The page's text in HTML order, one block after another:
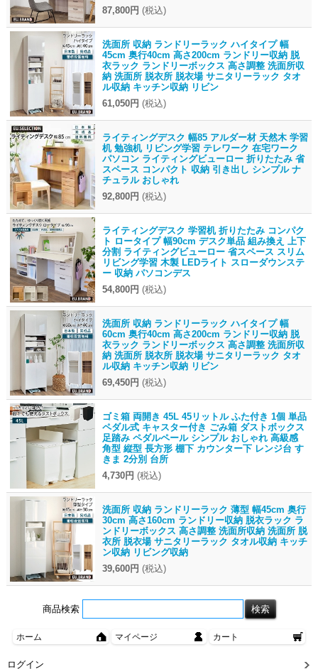
87,800円 (税込)
洗面所 収納 ランドリーラック ハイタイプ 幅
45cm 奥行40cm 高さ200cm ランドリー収納 脱
衣ラック ランドリーボックス 高さ調整 洗面所収
納 洗面所 脱衣所 脱衣場 サニタリーラック タオ
ル収納 キッチン収納 リビン
61,050円 (税込)
ライティングデスク 幅85 アルダー材 天然木 学習
机 勉強机 リビング学習 テレワーク 在宅ワーク
パソコン ライティングビューロー 折りたたみ 省
スペース コンパクト 収納 引き出し シンプル ナ
チュラル おしゃれ
92,800円 (税込)
ライティングデスク 学習机 折りたたみ コンパク
ト ロータイプ 幅90cm デスク単品 組み換え 上下
分割 ライティングビューロー 省スペース スリム
リビング学習 木製 LEDライト スローダウンステ
ー 収納 パソコンデス
54,800円 (税込)
洗面所 収納 ランドリーラック ハイタイプ 幅
60cm 奥行40cm 高さ200cm ランドリー収納 脱
衣ラック ランドリーボックス 高さ調整 洗面所収
納 洗面所 脱衣所 脱衣場 サニタリーラック タオ
ル収納 キッチン収納 リビン
69,450円 (税込)
ゴミ箱 両開き 45L 45リットル ふた付き 1個 単品
ペダル式 キャスター付き ごみ箱 ダストボックス
足踏み ペダルペール シンプル おしゃれ 高級感
角型 縦型 長方形 棚下 カウンター下 レンジ台 す
きま 2分別 台所
4,730円 (税込)
洗面所 収納 ランドリーラック 薄型 幅45cm 奥行
30cm 高さ160cm ランドリー収納 脱衣ラック ラ
ンドリーボックス 高さ調整 洗面所収納 洗面所 脱
衣所 脱衣場 サニタリーラック タオル収納 キッチ
ン収納 リビング収納
39,600円 (税込)
商品検索
ホーム マイページ カート
ログイン